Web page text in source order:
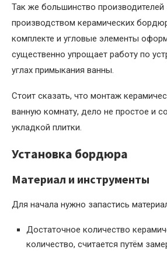
Так же большинство
производством керамических
комплекте и угловые элементы
существенно упрощает работу по
углах примыкания ванны.
Стоит сказать, что монтаж
ванную комнату, дело не простое и
укладкой плитки.
Установка бордюра
Материал и инструменты
Для начала нужно запастись
Достаточное количество
количество, считается путём